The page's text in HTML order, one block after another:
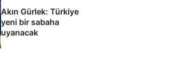
Akın Gürlek: Türkiye
yeni bir sabaha
uyanacak